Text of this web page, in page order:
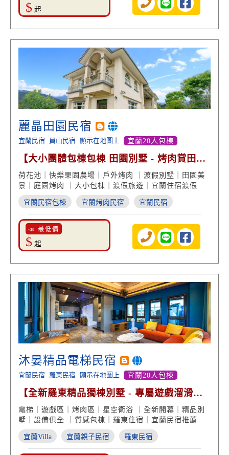
$ 起
麗晶田園民宿
宜蘭民宿 員山民宿 顯示在地圖上 宜蘭20人包棟
【大小團體包棟包棟 田園別墅 - 烤肉賞田園
荷花池】
荷花池｜快樂果園農場｜戶外烤肉 ｜渡假別墅｜田園美
景｜庭園烤肉 ｜大小包棟｜渡假旅遊｜宜蘭住宿渡假
宜蘭民宿包棟 宜蘭烤肉民宿 宜蘭民宿
📣 最低價
$ 起
沐晏精品電梯民宿
宜蘭民宿 羅東民宿 顯示在地圖上 宜蘭20人包棟
【全新羅東精品獨棟別墅 - 專屬遊戲溜滑梯
親子戲水池】
電梯｜遊戲區｜烤肉區｜星空衛浴 ｜全新開幕｜精品別
墅｜設備俱全 ｜質感包棟｜羅東住宿｜宜蘭民宿推薦
宜蘭Villa 宜蘭親子民宿 羅東民宿